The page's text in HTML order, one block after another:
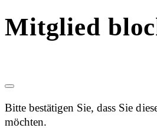
Mitglied
Bitte bestätigen Sie, dass Sie
möchten.